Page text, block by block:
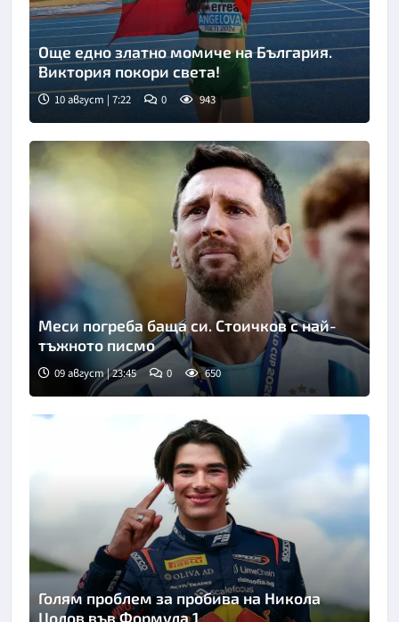
Снимка: БТА
Още едно златно момиче на България.
Виктория покори света!
10 август | 7:22 0 943
Меси погреба баща си. Стоичков с най-
тъжното писмо
09 август | 23:45 0 650
Голям проблем за пробива на Никола
Цолов във Формула 1